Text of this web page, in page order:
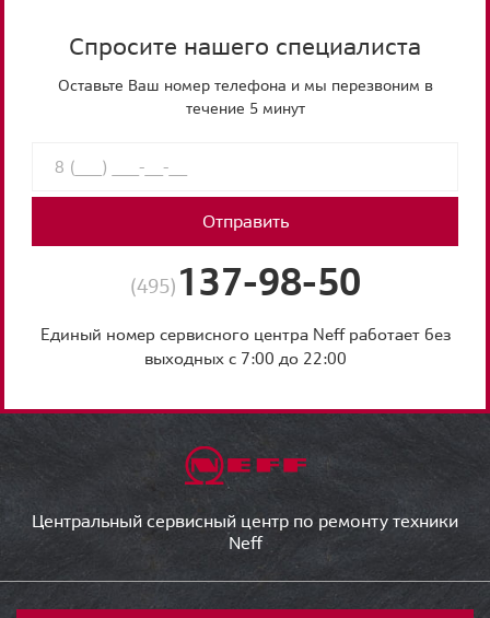
Спросите нашего специалиста
Оставьте Ваш номер телефона и мы перезвоним в
течение 5 минут
Отправить
(495) 137-98-50
Единый номер сервисного центра Neff работает без
выходных с 7:00 до 22:00
Центральный сервисный центр по ремонту техники
Neff